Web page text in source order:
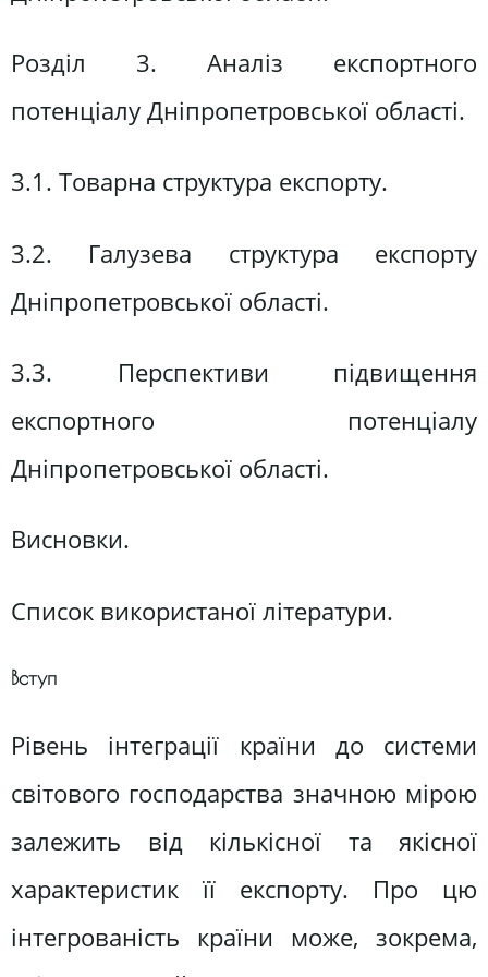
Розділ 3. Аналіз експортного
потенціалу Дніпропетровської області.
3.1. Товарна структура експорту.
3.2. Галузева структура експорту
Дніпропетровської області.
3.3. Перспективи підвищення
експортного потенціалу
Дніпропетровської області.
Висновки.
Список використаної літератури.
Вступ
Рівень інтеграції країни до системи
світового господарства значною мірою
залежить від кількісної та якісної
характеристик її експорту. Про цю
інтегрованість країни може, зокрема,